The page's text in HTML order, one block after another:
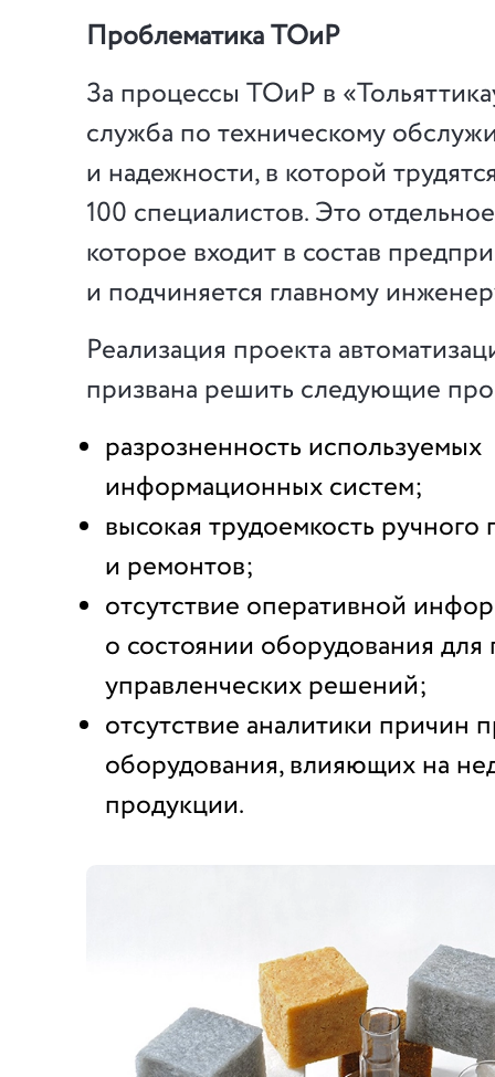
Проблематика ТОиР
За процессы ТОиР в
служба по техническому
и надежности, в которой
100 специалистов. Это
которое входит в состав
и подчиняется главному
Реализация проекта
призвана решить следующие
разрозненность используемых
информационных систем;
высокая трудоемкость
и ремонтов;
отсутствие оперативной
о состоянии оборудования для
управленческих решений;
отсутствие аналитики причин
оборудования, влияющих на
продукции.